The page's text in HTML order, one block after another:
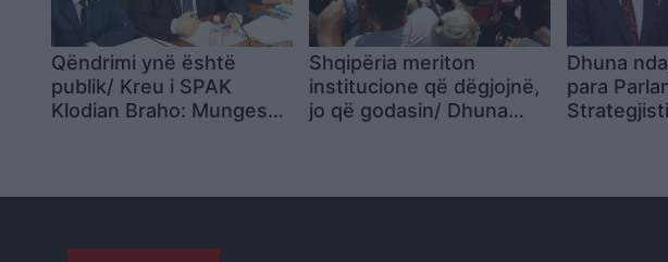
Qëndrimi ynë është
publik/ Kreu i SPAK
Klodian Braho: Mungesa
Shqipëria meriton
institucione që dëgjojnë,
jo që godasin/ Dhuna
Dhuna
para